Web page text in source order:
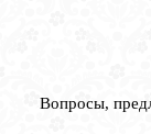
Вопросы,